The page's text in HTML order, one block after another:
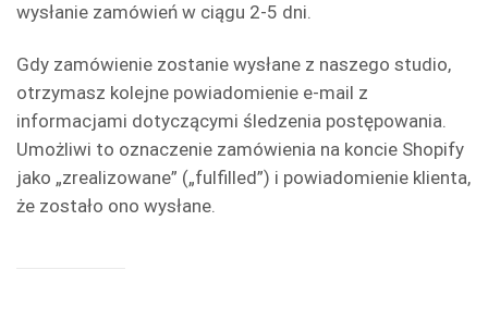
wysłanie zamówień w ciągu 2-5 dni.
Gdy zamówienie zostanie wysłane z naszego studio,
otrzymasz kolejne powiadomienie e-mail z
informacjami dotyczącymi śledzenia postępowania.
Umożliwi to oznaczenie zamówienia na koncie Shopify
jako „zrealizowane” („fulfilled”) i powiadomienie klienta,
że ​​zostało ono wysłane.